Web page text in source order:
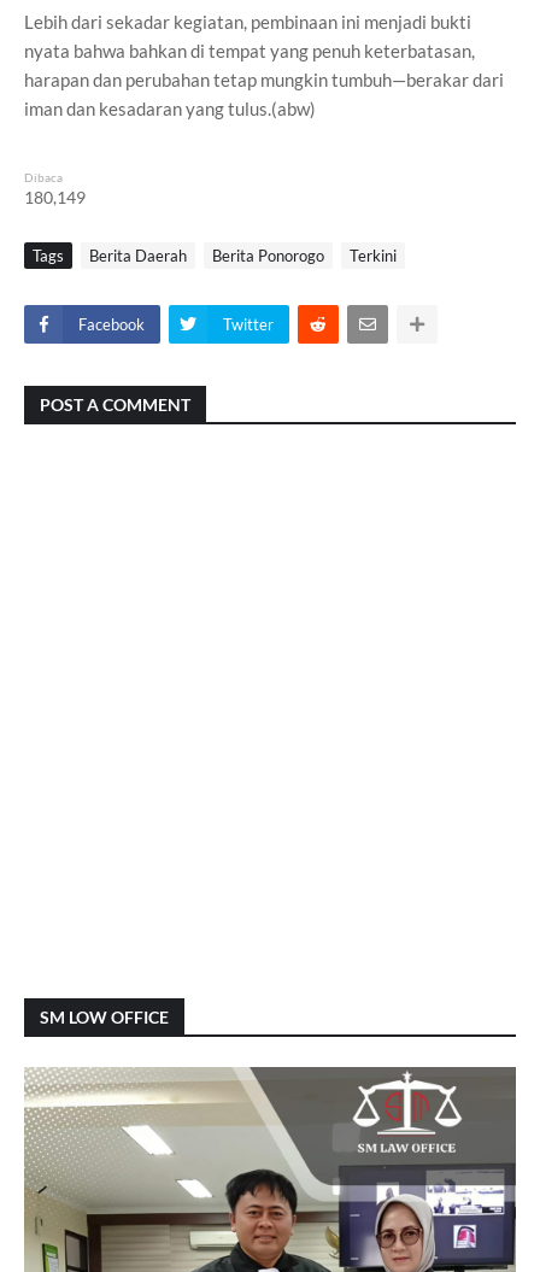
Lebih dari sekadar kegiatan, pembinaan ini menjadi bukti
nyata bahwa bahkan di tempat yang penuh keterbatasan,
harapan dan perubahan tetap mungkin tumbuh—berakar dari
iman dan kesadaran yang tulus.(abw)
Dibaca
180,149
Tags Berita Daerah Berita Ponorogo Terkini
Facebook Twitter
POST A COMMENT
SM LOW OFFICE